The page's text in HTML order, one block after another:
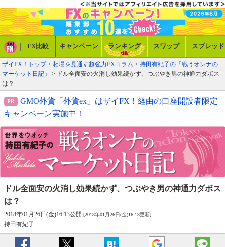
FX比較 キャンペーン ランキング スワップ スプレッド
ザイFX！トップ> 相場を見通す超強力FXコラム > 持田有紀子の「戦うオンナの
マーケット日記」
> ドル全面安の火消し効果続かず、つぶやき男の神通力ダボス
は？
GMO外貨「外貨ex」はザイFX！経由の口座開設者限定
キャンペーン実施中！
ドル全面安の火消し効果続かず、 つぶやき男の神通力ダボス
は？
2018年01月26日(金)16:13公開 [2018年01月26日(金)16:13更新]
持田有紀子